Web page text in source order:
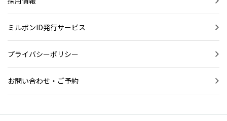
ミルボンID発行サービス
プライバシーポリシー
お問い合わせ・ご予約